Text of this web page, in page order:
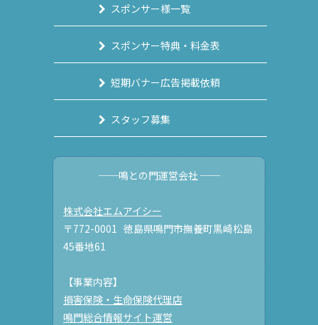
スポンサー様一覧
スポンサー特典・料金表
短期バナー広告掲載依頼
スタッフ募集
──鳴との門運営会社 ──
株式会社エムアイシー
〒772-0001 徳島県鳴門市撫養町黒崎松島
45番地61
【事業内容】
損害保険・生命保険代理店
鳴門総合情報サイト運営